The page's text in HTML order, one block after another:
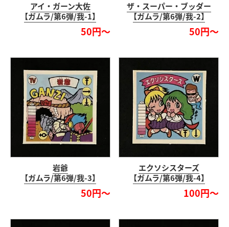
アイ・ガーン大佐
【ガムラ/第6弾/我-1】
50円～
ザ・スーパー・ブッダー
【ガムラ/第6弾/我-2】
50円～
岩爺
【ガムラ/第6弾/我-3】
50円～
エクソシスターズ
【ガムラ/第6弾/我-4】
100円～